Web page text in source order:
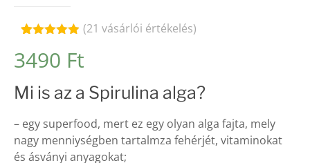
4.86az 5-
ből,
alapján
(21 vásárlói értékelés)
3490 Ft
Mi is az a Spirulina alga?
– egy superfood, mert ez egy olyan alga fajta, mely
nagy menniységben tartalmza fehérjét, vitaminokat
és ásványi anyagokat;